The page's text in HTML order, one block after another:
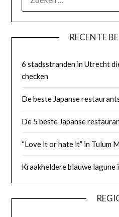
RECENTE
6 stadsstranden in Utrecht
checken
De beste Japanse
De 5 beste Japanse
“Love it or hate it” in Tulum
Kraakheldere blauwe lagune